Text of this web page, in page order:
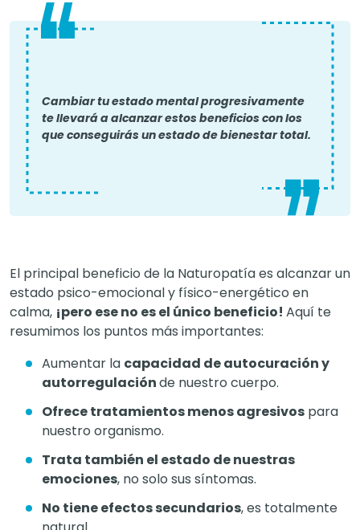
Cambiar tu estado mental progresivamente
te llevará a alcanzar estos beneficios con los
que conseguirás un estado de bienestar total.
El principal beneficio de la Naturopatía es alcanzar un
estado psico-emocional y físico-energético en
calma, ¡pero ese no es el único beneficio! Aquí te
resumimos los puntos más importantes:
Aumentar la capacidad de autocuración y
autorregulaciónde nuestro cuerpo.
Ofrece tratamientos menos agresivos para
nuestro organismo.
Trata también el estado de nuestras
emociones, no solo sus síntomas.
No tiene efectos secundarios, es totalmente